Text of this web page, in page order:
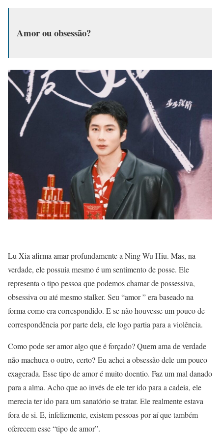
Amor ou obsessão?
Lu Xia afirma amar profundamente a Ning Wu Hiu. Mas, na
verdade, ele possuia mesmo é um sentimento de posse. Ele
representa o tipo pessoa que podemos chamar de possessiva,
obsessiva ou até mesmo stalker. Seu “amor ” era baseado na
forma como era correspondido. E se não houvesse um pouco de
correspondência por parte dela, ele logo partia para a violência.
Como pode ser amor algo que é forçado? Quem ama de verdade
não machuca o outro, certo? Eu achei a obsessão dele um pouco
exagerada. Esse tipo de amor é muito doentio. Faz um mal danado
para a alma. Acho que ao invés de ele ter ido para a cadeia, ele
merecia ter ido para um sanatório se tratar. Ele realmente estava
fora de si. E, infelizmente, existem pessoas por aí que também
oferecem esse “tipo de amor”.